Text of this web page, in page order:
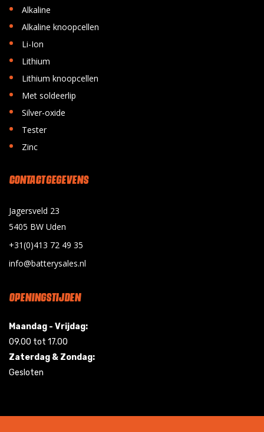
• Alkaline
• Alkaline knoopcellen
• Li-Ion
• Lithium
• Lithium knoopcellen
• Met soldeerlip
• Silver-oxide
• Tester
• Zinc
CONTACT GEGEVENS
Jagersveld 23
5405 BW Uden
+31(0)413 72 49 35
info@batterysales.nl
OPENINGSTIJDEN
Maandag - Vrijdag:
09.00 tot 17.00
Zaterdag & Zondag:
Gesloten